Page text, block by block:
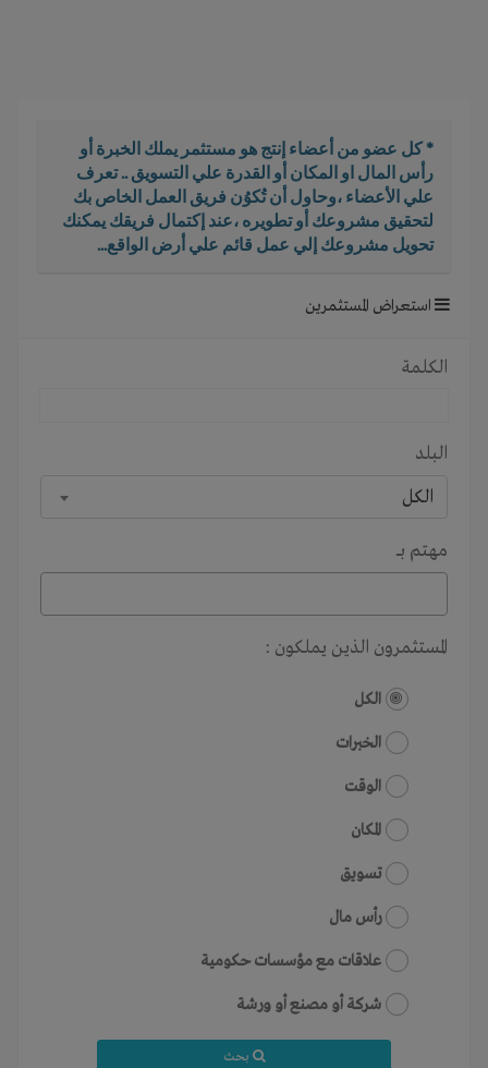
* كل عضو من أعضاء إنتج هو مستثمر يملك الخبرة أو
رأس المال او المكان أو القدرة علي التسويق .. تعرف
علي الأعضاء ،وحاول أن تُكوُن فريق العمل الخاص بك
لتحقيق مشروعك أو تطويره ،عند إكتمال فريقك يمكنك
تحويل مشروعك إلي عمل قائم علي أرض الواقع...
استعراض المستثمرين
الكلمة
البلد
الكل
مهتم بـــ
المستثمرون الذين يملكون :
الكل
الخبرات
الوقت
المكان
تسويق
رأس مال
علاقات مع مؤسسات حكومية
شركة أو مصنع أو ورشة